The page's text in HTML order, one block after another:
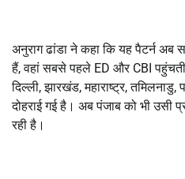
अनुराग ढांडा ने कहा कि यह पैटर्न अब
हैं,वहां सबसे पहले ED और CBI
दिल्ली,झारखंड,महाराष्ट्र,तमिलनाडु,
दोहराई गई है। अब पंजाब को भी उसी
रही है।